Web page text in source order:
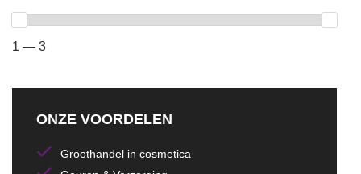
1 — 3
ONZE VOORDELEN
Groothandel in cosmetica